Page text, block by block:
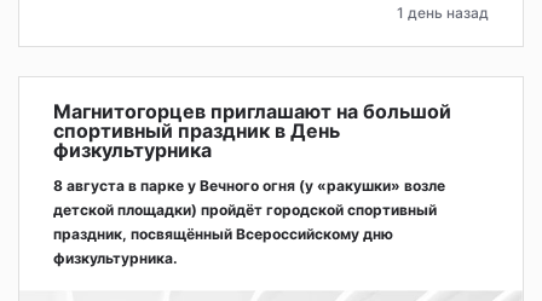
1 день назад
Магнитогорцев приглашают на большой
спортивный праздник в День
физкультурника
8 августа в парке у Вечного огня (у «ракушки» возле
детской площадки) пройдёт городской спортивный
праздник, посвящённый Всероссийскому дню
физкультурника.